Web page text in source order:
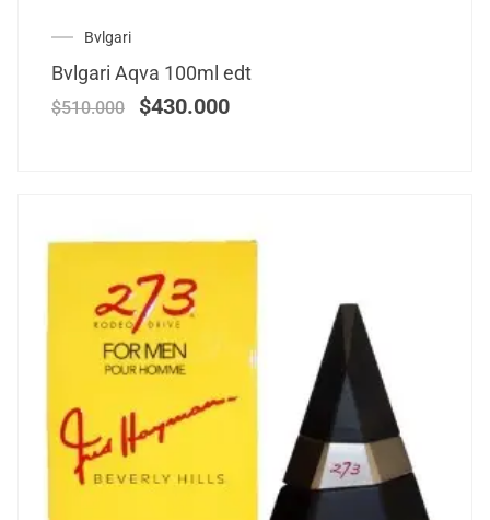
Bvlgari
Bvlgari Aqva 100ml edt
$510.000 $430.000